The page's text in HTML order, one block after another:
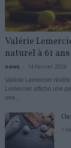
Valérie
naturel à 61 ans
news - 14 février 2026
Valérie Lemercier
Lemercier affiche une
une...
1